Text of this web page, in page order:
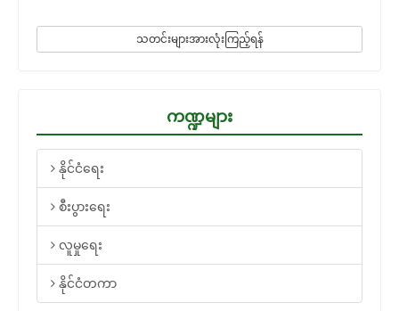
သတင်းများအားလုံးကြည့်ရန်
ကဏ္ဍများ
နိုင်ငံရေး
စီးပွားရေး
လူမှုရေး
နိုင်ငံတကာ